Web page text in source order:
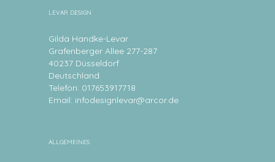
LEVAR DESIGN
Gilda Handke-Levar
Grafenberger Allee 277-287
40237 Düsseldorf
Deutschland
Telefon: 017653917718
Email: infodesignlevar@arcor.de
ALLGEMEINES